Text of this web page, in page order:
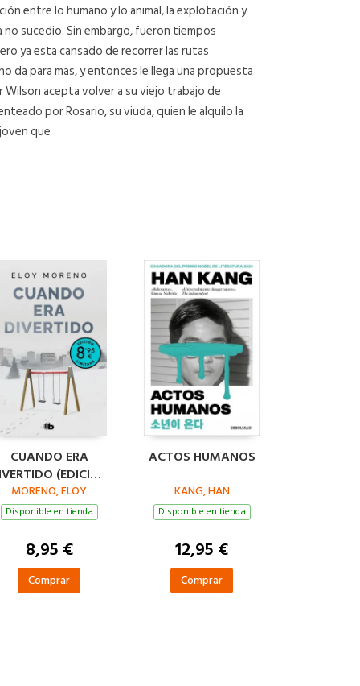
entre lo humano y lo animal, la explotación y
sucedio. Sin embargo, fueron tiempos
ya esta cansado de recorrer las rutas
da para mas, y entonces le llega una propuesta
acepta volver a su viejo trabajo de
por Rosario, su viuda, quien le alquilo la
que
CUANDO ERA
(EDICIÓN
· VERANO)
MORENO, ELOY
Disponible en tienda
8,95 €
Comprar
ACTOS HUMANOS
KANG, HAN
Disponible en tienda
12,95 €
Comprar